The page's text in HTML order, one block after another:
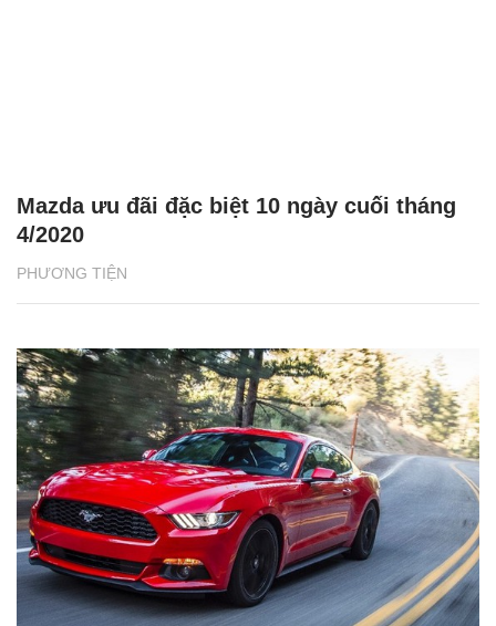
PHƯƠNG TIỆN
Mazda ưu đãi đặc biệt 10 ngày cuối tháng
4/2020